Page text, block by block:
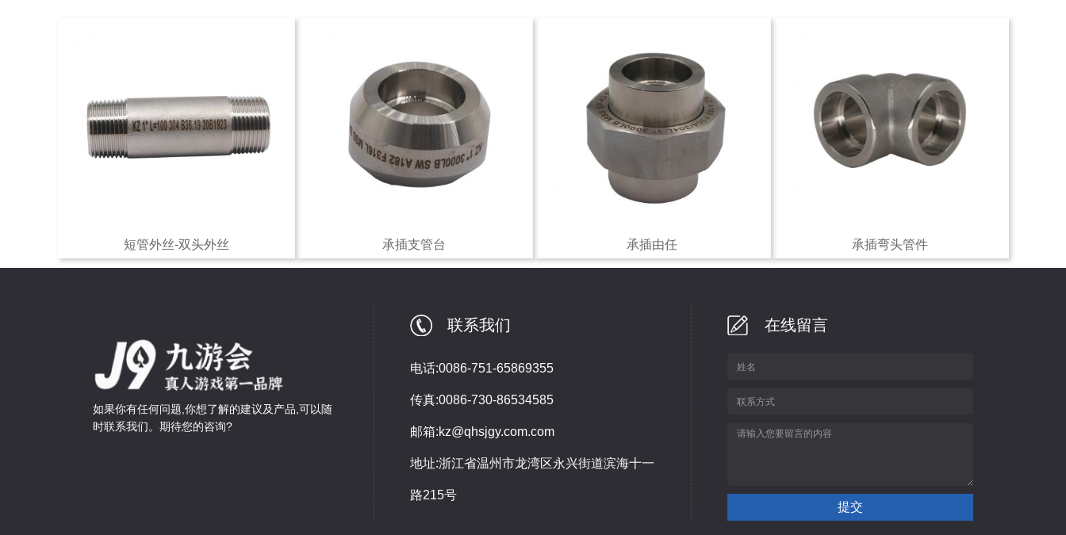
短管外丝-双头外丝 承插支管台 承插由任 承插弯头管件
如果你有任何问题,你想了解的建议及产品,可以随
时联系我们。期待您的咨询?
联系我们
电话:0086-751-65869355
传真:0086-730-86534585
邮箱:kz@qhsjgy.com.com
地址:浙江省温州市龙湾区永兴街道滨海十一
路215号
在线留言